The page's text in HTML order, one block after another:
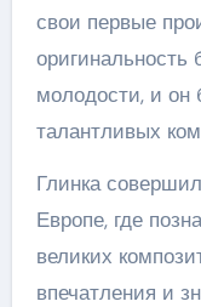
свои первые
молодости, и
талантливых
Глинка
Европе, где
великих
впечатления и